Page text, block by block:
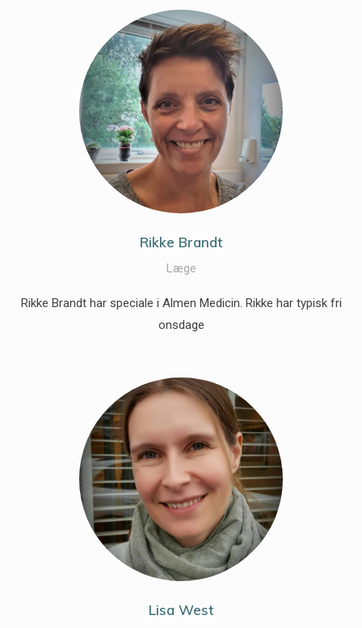
Rikke Brandt
Læge
Rikke Brandt har speciale i Almen Medicin. Rikke har typisk fri
onsdage
Lisa West